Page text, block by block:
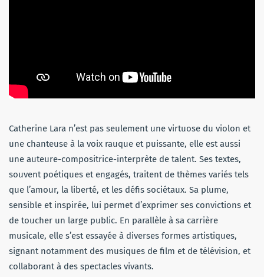
Catherine Lara n’est pas seulement une virtuose du violon et
une chanteuse à la voix rauque et puissante, elle est aussi
une auteure-compositrice-interprète de talent. Ses textes,
souvent poétiques et engagés, traitent de thèmes variés tels
que l’amour, la liberté, et les défis sociétaux. Sa plume,
sensible et inspirée, lui permet d’exprimer ses convictions et
de toucher un large public. En parallèle à sa carrière
musicale, elle s’est essayée à diverses formes artistiques,
signant notamment des musiques de film et de télévision, et
collaborant à des spectacles vivants.